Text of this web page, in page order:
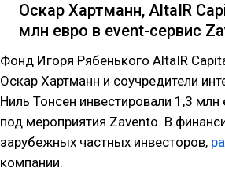
Оскар Хартманн, AltaIR
млн евро в event-сервис
Фонд Игоря Рябенького AltaIR
Оскар Хартманн и соучредители
Ниль Тонсен инвестировали 1,3
под мероприятия Zavento. В
зарубежных частных инвесторов,
компании.